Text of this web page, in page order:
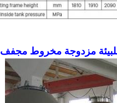
للبيئة مزدوجة مخروط